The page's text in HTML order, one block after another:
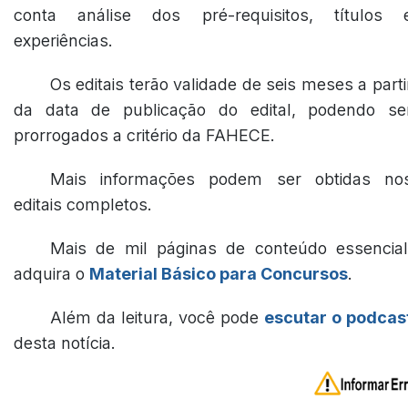
conta análise dos pré-requisitos, títulos
experiências.
Os editais terão validade de seis meses a
da data de publicação do edital, podendo
prorrogados a critério da FAHECE.
Mais informações podem ser obtidas
editais completos.
Mais de mil páginas de conteúdo
adquira o Material Básico para Concursos.
Além da leitura, você pode escutar o
desta notícia.